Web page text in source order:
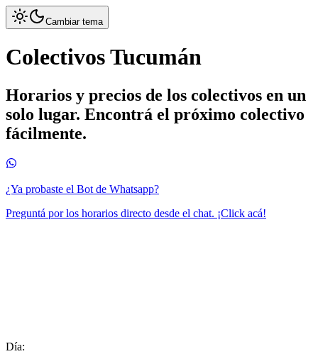
Cambiar tema
Colectivos Tucumán
Horarios y precios de los colectivos en un
solo lugar. Encontrá el próximo colectivo
fácilmente.
¿Ya probaste el Bot de Whatsapp?
Preguntá por los horarios directo desde el chat. ¡Click acá!
Día: